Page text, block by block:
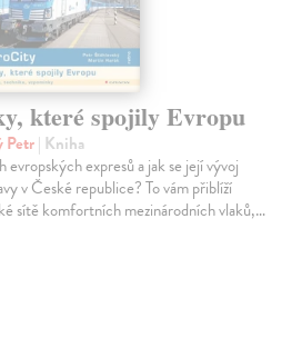
které spojily Evropu
Petr| Kniha
evropských expresů a jak se její vývoj
v České republice? To vám přiblíží
sítě komfortních mezinárodních vlaků,…